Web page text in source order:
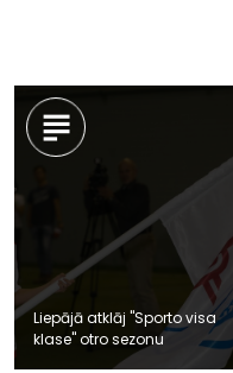
Liepājā atklāj "Sporto visa
klase" otro sezonu